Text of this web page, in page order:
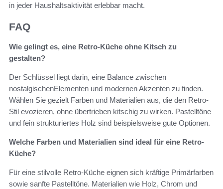
in jeder Haushaltsaktivität erlebbar macht.
FAQ
Wie gelingt es, eine Retro-Küche ohne Kitsch zu
gestalten?
Der Schlüssel liegt darin, eine Balance zwischen
nostalgischenElementen und modernen Akzenten zu finden.
Wählen Sie gezielt Farben und Materialien aus, die den Retro-
Stil evozieren, ohne übertrieben kitschig zu wirken. Pastelltöne
und fein strukturiertes Holz sind beispielsweise gute Optionen.
Welche Farben und Materialien sind ideal für eine Retro-
Küche?
Für eine stilvolle Retro-Küche eignen sich kräftige Primärfarben
sowie sanfte Pastelltöne. Materialien wie Holz, Chrom und